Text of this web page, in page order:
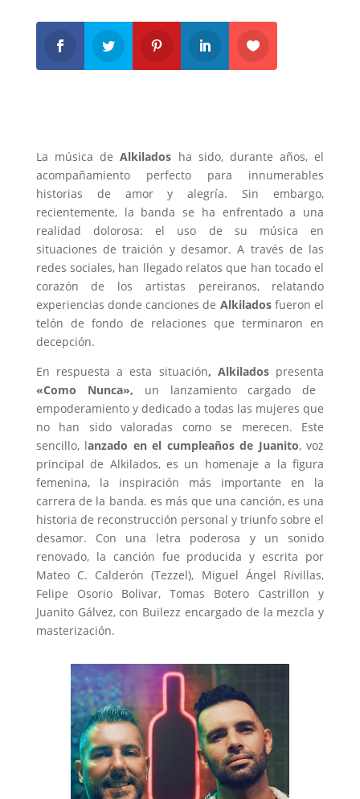
La música deAlkilados ha sido, durante años, el
acompañamiento perfecto para innumerables
historias de amor y alegría. Sin embargo,
recientemente, la banda se ha enfrentado a una
realidad dolorosa: el uso de su música en
situaciones de traición y desamor. A través de las
redes sociales, han llegado relatos que han tocado el
corazón de los artistas pereiranos, relatando
experiencias donde canciones de Alkiladosfueron el
telón de fondo de relaciones que terminaron en
decepción.
En respuesta a esta situación, Alkiladospresenta
«Como Nunca», un lanzamiento cargado de
empoderamiento y dedicado a todas las mujeres que
no han sido valoradas como se merecen. Este
sencillo, lanzado en el cumpleaños de Juanito, voz
principal de Alkilados, es un homenaje a la figura
femenina, la inspiración más importante en la
carrera de la banda. es más que una canción, es una
historia de reconstrucción personal y triunfo sobre el
desamor. Con una letra poderosa y un sonido
renovado, la canción fue producida y escrita por
Mateo C. Calderón (Tezzel), Miguel Ángel Rivillas,
Felipe Osorio Bolivar, Tomas Botero Castrillon y
Juanito Gálvez, con Builezz encargado de la mezcla y
masterización.